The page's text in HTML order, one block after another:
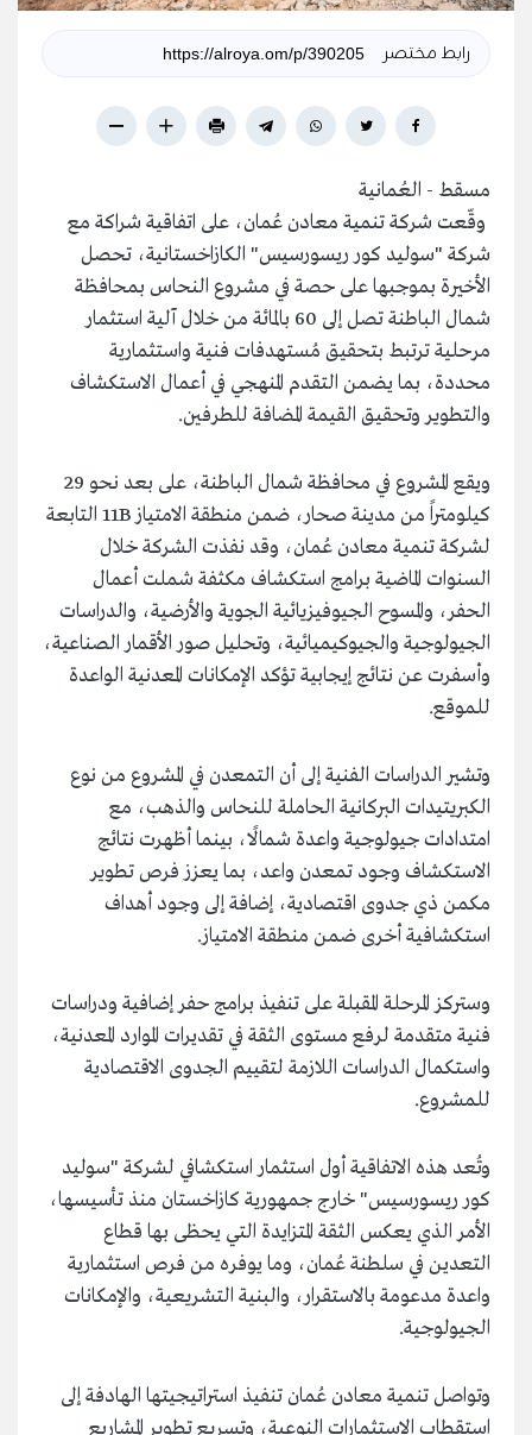
رابط مختصر
مسقط - العُمانية
وقّعت شركة تنمية معادن عُمان، على اتفاقية شراكة مع
شركة "سوليد كور ريسورسيس" الكازاخستانية، تحصل
الأخيرة بموجبها على حصة في مشروع النحاس بمحافظة
شمال الباطنة تصل إلى 60 بالمائة من خلال آلية استثمار
مرحلية ترتبط بتحقيق مُستهدفات فنية واستثمارية
محددة، بما يضمن التقدم المنهجي في أعمال الاستكشاف
والتطوير وتحقيق القيمة المضافة للطرفين.
ويقع المشروع في محافظة شمال الباطنة، على بعد نحو 29
كيلومتراً من مدينة صحار، ضمن منطقة الامتياز 11B التابعة
لشركة تنمية معادن عُمان، وقد نفذت الشركة خلال
السنوات الماضية برامج استكشاف مكثفة شملت أعمال
الحفر، والمسوح الجيوفيزيائية الجوية والأرضية، والدراسات
الجيولوجية والجيوكيميائية، وتحليل صور الأقمار الصناعية،
وأسفرت عن نتائج إيجابية تؤكد الإمكانات المعدنية الواعدة
للموقع.
وتشير الدراسات الفنية إلى أن التمعدن في المشروع من نوع
الكبريتيدات البركانية الحاملة للنحاس والذهب، مع
امتدادات جيولوجية واعدة شمالًا، بينما أظهرت نتائج
الاستكشاف وجود تمعدن واعد، بما يعزز فرص تطوير
مكمن ذي جدوى اقتصادية، إضافة إلى وجود أهداف
استكشافية أخرى ضمن منطقة الامتياز.
وستركز المرحلة المقبلة على تنفيذ برامج حفر إضافية ودراسات
فنية متقدمة لرفع مستوى الثقة في تقديرات الموارد المعدنية،
واستكمال الدراسات اللازمة لتقييم الجدوى الاقتصادية
للمشروع.
وتُعد هذه الاتفاقية أول استثمار استكشافي لشركة "سوليد
كور ريسورسيس" خارج جمهورية كازاخستان منذ تأسيسها،
الأمر الذي يعكس الثقة المتزايدة التي يحظى بها قطاع
التعدين في سلطنة عُمان، وما يوفره من فرص استثمارية
واعدة مدعومة بالاستقرار، والبنية التشريعية، والإمكانات
الجيولوجية.
وتواصل تنمية معادن عُمان تنفيذ استراتيجيتها الهادفة إلى
استقطاب الاستثمارات النوعية، وتسريع تطوير المشاريع